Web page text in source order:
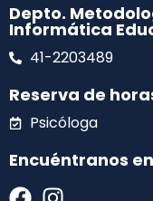
Depto.
Informática
41-2203489
Reserva de
Psicóloga
Encuéntranos